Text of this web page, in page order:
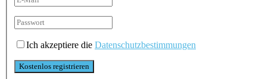
Ich akzeptiere die Datenschutzbestimmungen